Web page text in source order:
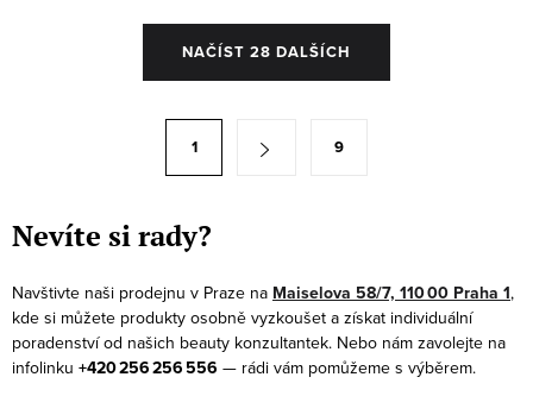
c
í
p
r
v
k
NAČÍST 28 DALŠÍCH
á
k
o
v
1 9
Nevíte si rady?
Navštivte naši prodejnu v Praze na Maiselova 58/7, 110 00 Praha 1,
kde si můžete produkty osobně vyzkoušet a získat individuální
poradenství od našich beauty konzultantek. Nebo nám zavolejte na
infolinku +420 256 256 556 — rádi vám pomůžeme s výběrem.